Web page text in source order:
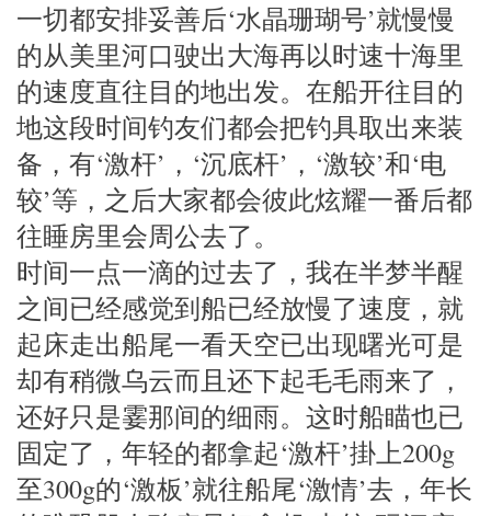
一切都安排妥善后‘水晶珊瑚号’就慢慢
的从美里河口驶出大海再以时速十海里
的速度直往目的地出发。在船开往目的
地这段时间钓友们都会把钓具取出来装
备，有‘激杆’，‘沉底杆’，‘激较’和‘电
较’等，之后大家都会彼此炫耀一番后都
往睡房里会周公去了。
时间一点一滴的过去了，我在半梦半醒
之间已经感觉到船已经放慢了速度，就
起床走出船尾一看天空已出现曙光可是
却有稍微乌云而且还下起毛毛雨来了，
还好只是霎那间的细雨。这时船瞄也已
固定了，年轻的都拿起‘激杆’掛上200g
至300g的‘激板’就往船尾‘激情’去，年长